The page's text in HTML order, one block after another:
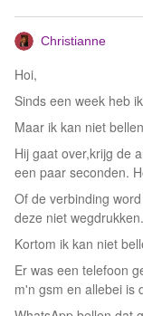
Christianne
Hoi,
Sinds een week heb
Maar ik kan niet
Hij gaat over,krijg de
een paar seconden.
Of de verbinding
deze niet wegdrukken.
Kortom ik kan niet
Er was een telefoon
m'n gsm en allebei is